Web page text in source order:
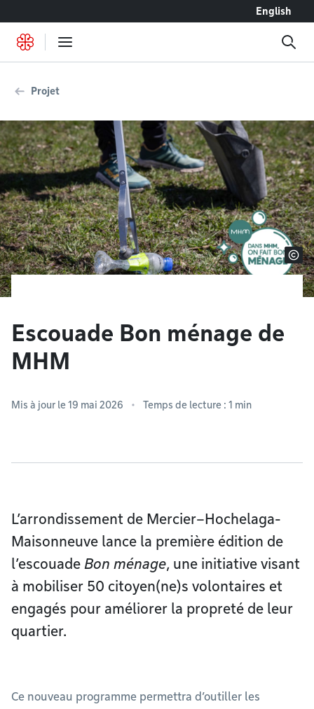
English
Projet
Escouade Bon ménage de
MHM
Mis à jour le 19 mai 2026 Temps de lecture : 1 min
L’arrondissement de Mercier–Hochelaga-
Maisonneuve lance la première édition de
l’escouade Bon ménage, une initiative visant
à mobiliser 50 citoyen(ne)s volontaires et
engagés pour améliorer la propreté de leur
quartier.
Ce nouveau programme permettra d’outiller les